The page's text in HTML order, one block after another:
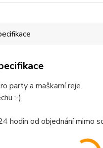
party a maškarní reje.
:-)
hodin od objednání mimo